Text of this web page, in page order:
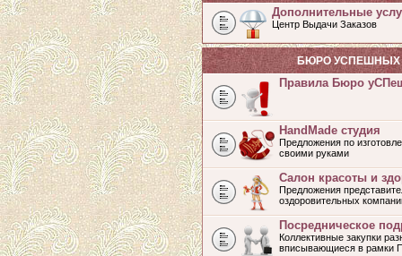
Дополнительные
Центр Выдачи Заказов
БЮРО УСПЕШНЫХ
Правила Бюро
HandMade студия
Предложения по
своими руками
Салон красоты и
Предложения
оздоровительных
Посредническое
Коллективные закупки
вписывающиеся в рамки